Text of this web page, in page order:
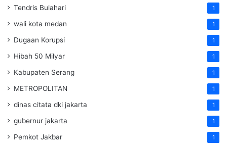
Tendris Bulahari 1
wali kota medan 1
Dugaan Korupsi 1
Hibah 50 Milyar 1
Kabupaten Serang 1
METROPOLITAN 1
dinas citata dki jakarta 1
gubernur jakarta 1
Pemkot Jakbar 1